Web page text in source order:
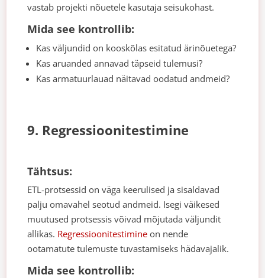
vastab projekti nõuetele kasutaja seisukohast.
Mida see kontrollib:
Kas väljundid on kooskõlas esitatud ärinõuetega?
Kas aruanded annavad täpseid tulemusi?
Kas armatuurlauad näitavad oodatud andmeid?
9. Regressioonitestimine
Tähtsus:
ETL-protsessid on väga keerulised ja sisaldavad
palju omavahel seotud andmeid. Isegi väikesed
muutused protsessis võivad mõjutada väljundit
allikas. Regressioonitestimine on nende
ootamatute tulemuste tuvastamiseks hädavajalik.
Mida see kontrollib: